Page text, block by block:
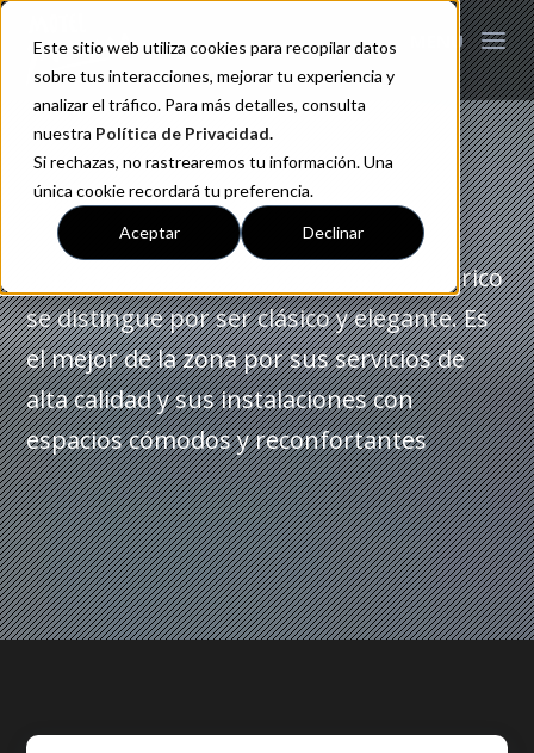
Este sitio web utiliza cookies para recopilar datos
sobre tus interacciones, mejorar tu experiencia y
analizar el tráfico. Para más detalles, consulta
nuestra Política de Privacidad.
Si rechazas, no rastrearemos tu información. Una
única cookie recordará tu preferencia.
Aceptar Declinar
Motel Picasso Periférico
Nuestro concepto motel Picasso Periférico
se distingue por ser clásico y elegante. Es
el mejor de la zona por sus servicios de
alta calidad y sus instalaciones con
espacios cómodos y reconfortantes